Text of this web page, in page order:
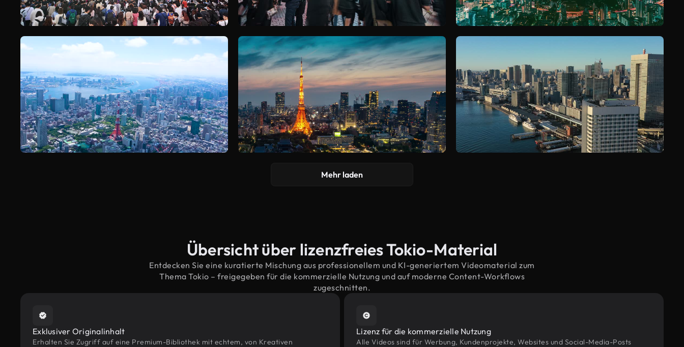
Mehr laden
Übersicht über lizenzfreies Tokio-Material
Entdecken Sie eine kuratierte Mischung aus professionellem und KI-generiertem Videomaterial zum
Thema Tokio – freigegeben für die kommerzielle Nutzung und auf moderne Content-Workflows
zugeschnitten.
Exklusiver Originalinhalt
Erhalten Sie Zugriff auf eine Premium-Bibliothek mit echtem, von Kreativen
Lizenz für die kommerzielle Nutzung
Alle Videos sind für Werbung, Kundenprojekte, Websites und Social-Media-Posts